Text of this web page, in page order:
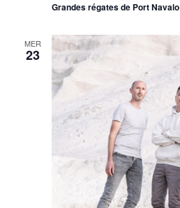
Grandes régates de Port Navalo
MER
23